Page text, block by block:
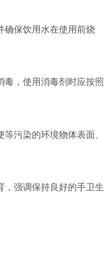
确保饮用水在使用前烧
毒，使用消毒剂时应按照
污染的环境物体表面、
，强调保持良好的手卫生